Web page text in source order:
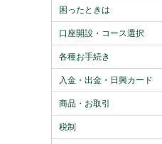
困ったときは
口座開設・コース選択
各種お手続き
入金・出金・日興カード
商品・お取引
税制